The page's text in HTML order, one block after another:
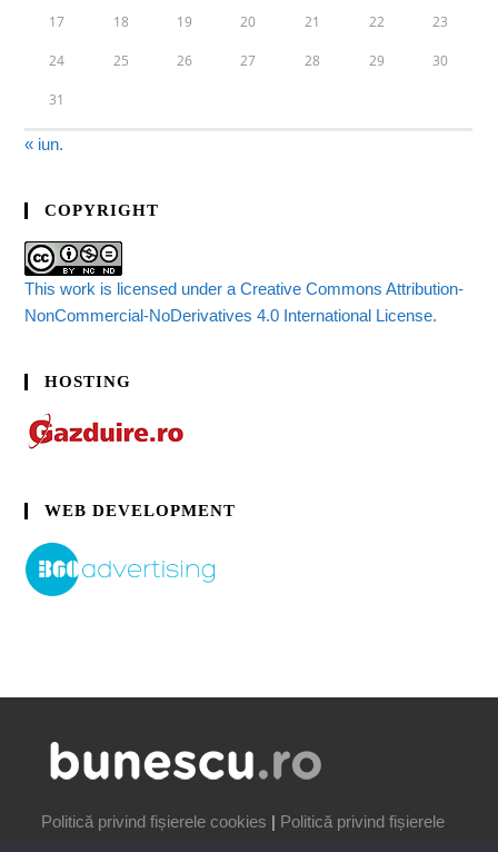
17 18 19 20 21 22 23
24 25 26 27 28 29 30
31
« iun.
COPYRIGHT
This work is licensed under a Creative Commons Attribution-
NonCommercial-NoDerivatives 4.0 International License.
HOSTING
WEB DEVELOPMENT
Politică privind fișierele cookies | Politică privind fișierele